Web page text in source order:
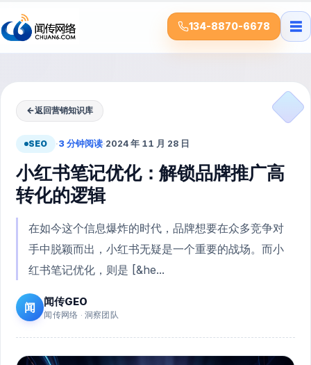
134-8870-6678 ☰
←返回营销知识库
SEO ·3 分钟阅读·2024 年 11 月 28 日
小红书笔记优化：解锁品牌推广高
转化的逻辑
在如今这个信息爆炸的时代，品牌想要在众多竞争对
手中脱颖而出，小红书无疑是一个重要的战场。而小
红书笔记优化，则是 [&he...
闻 闻传GEO
闻传网络 · 洞察团队